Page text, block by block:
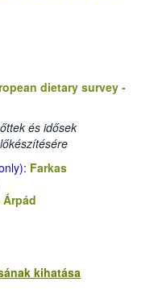
dietary survey -
és idősek
: Farkas
Árpád
kihatása